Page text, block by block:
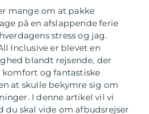
mange om at pakke
på en afslappende ferie
stress og jag.
Inclusive er blevet en
blandt rejsende, der
komfort og fantastiske
at skulle bekymre sig om
I denne artikel vil vi
du skal vide om afbudsrejser